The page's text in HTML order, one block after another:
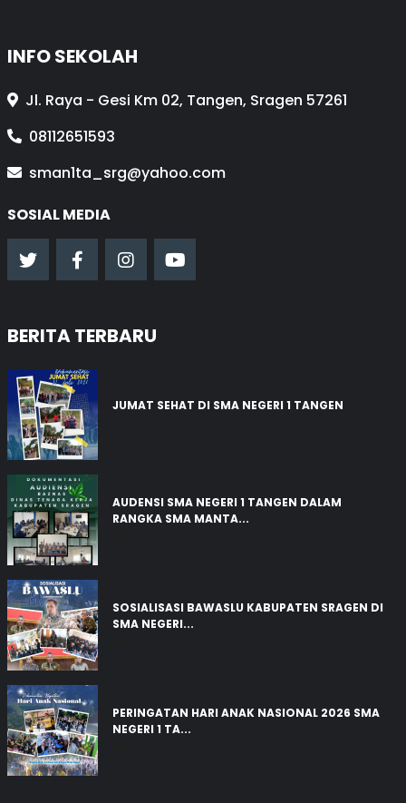
INFO SEKOLAH
Jl. Raya - Gesi Km 02, Tangen, Sragen 57261
08112651593
sman1ta_srg@yahoo.com
SOSIAL MEDIA
BERITA TERBARU
JUMAT SEHAT DI SMA NEGERI 1 TANGEN
AUDENSI SMA NEGERI 1 TANGEN DALAM
RANGKA SMA MANTA...
SOSIALISASI BAWASLU KABUPATEN SRAGEN DI
SMA NEGERI...
PERINGATAN HARI ANAK NASIONAL 2026 SMA
NEGERI 1 TA...